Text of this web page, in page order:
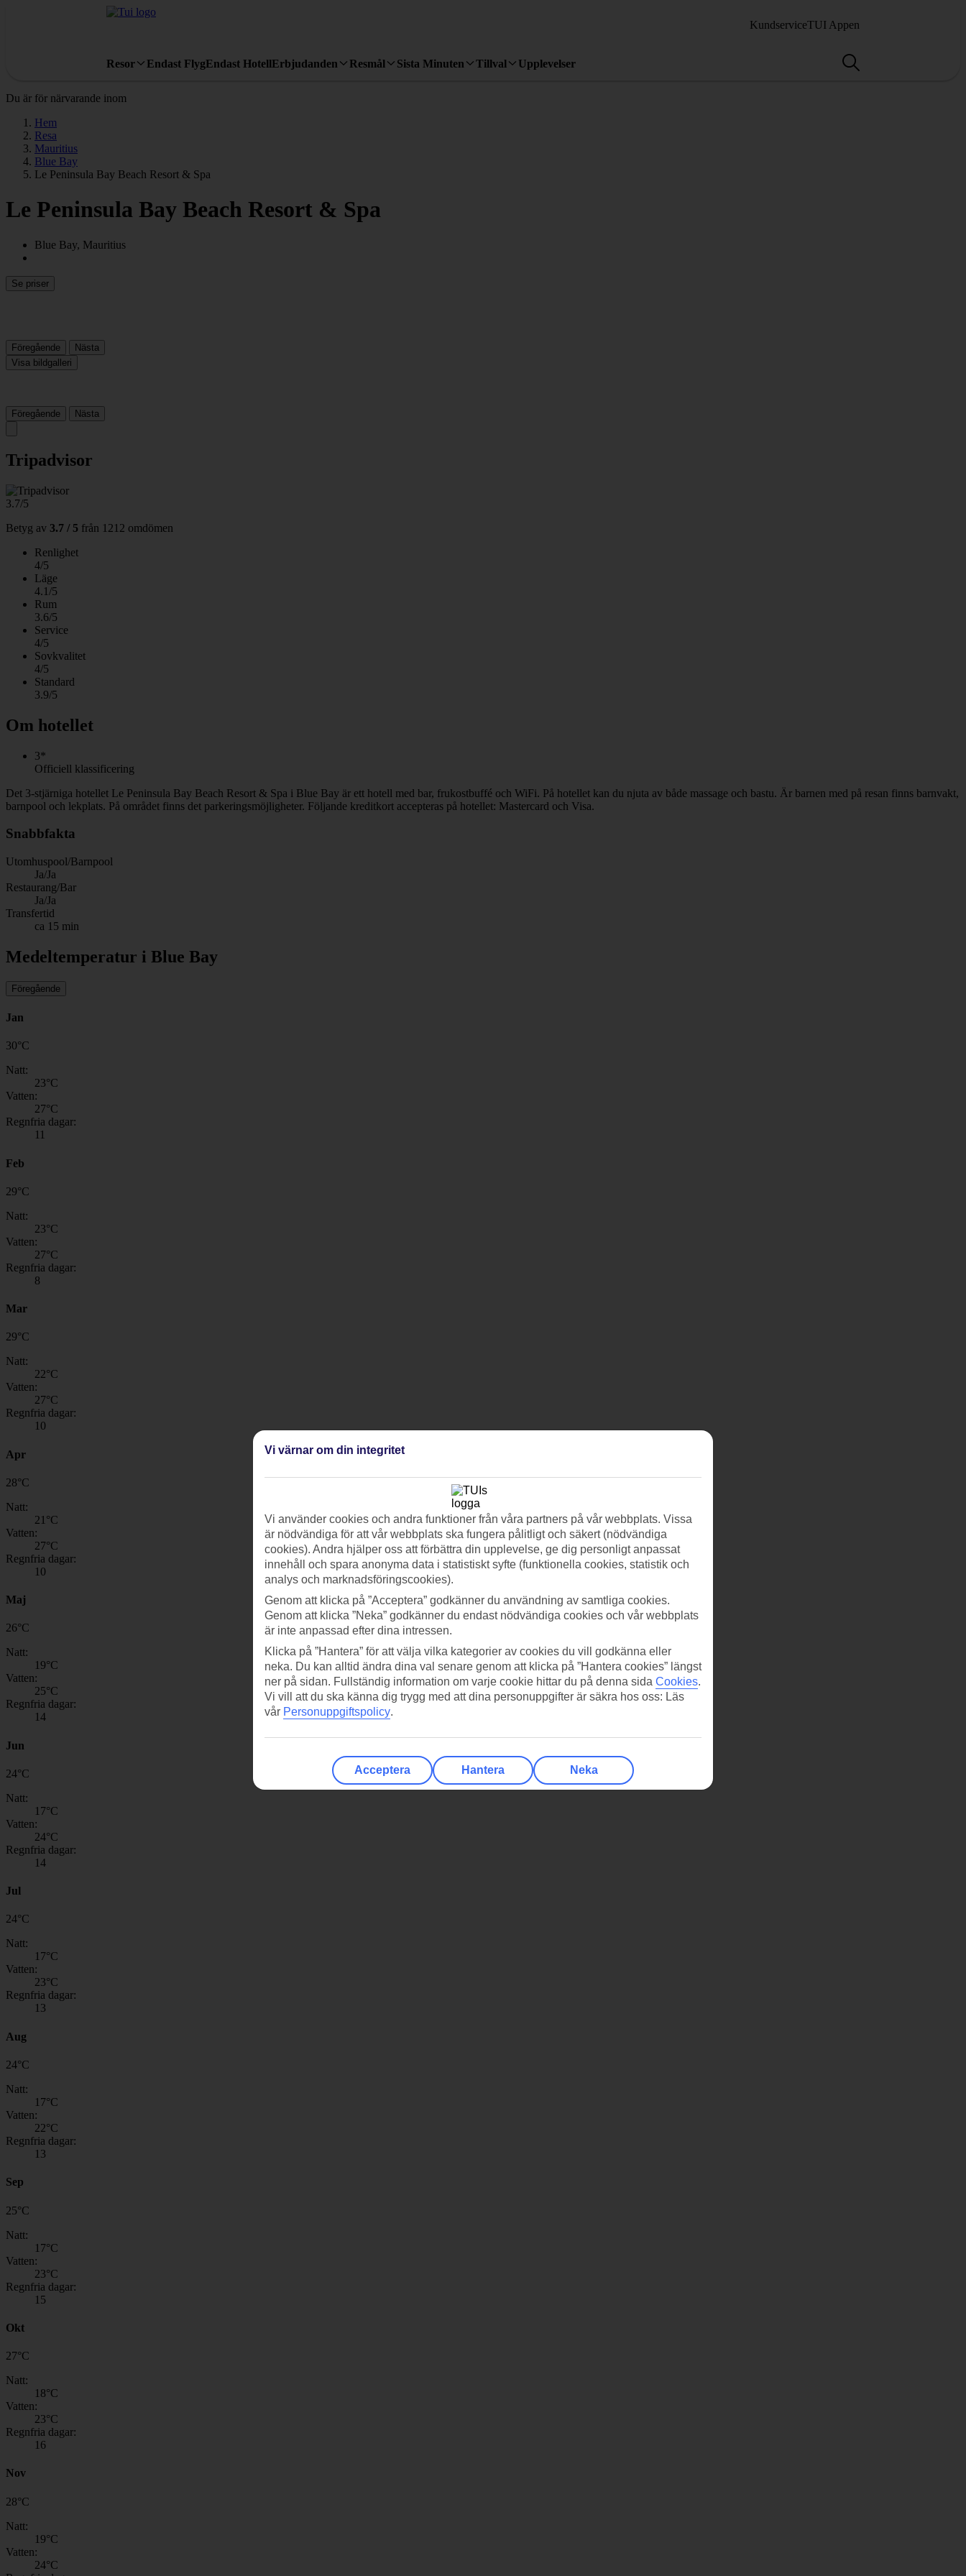
KundserviceTUI Appen
Resor Endast FlygEndast HotellErbjudanden Resmål Sista Minuten Tillval Upplevelser
Du är för närvarande inom
Hem
Resa
Mauritius
Blue Bay
Le Peninsula Bay Beach Resort & Spa
Le Peninsula Bay Beach Resort & Spa
Blue Bay, Mauritius
Se priser
Föregående
Nästa
Visa bildgalleri
Föregående Nästa
Tripadvisor
3.7/5
Betyg av 3.7 / 5 från 1212 omdömen
Renlighet
4/5
Läge
4.1/5
Rum
3.6/5
Service
4/5
Sovkvalitet
4/5
Standard
3.9/5
Om hotellet
3*
Officiell klassificering
Det 3-stjärniga hotellet Le Peninsula Bay Beach Resort & Spa i Blue Bay är ett hotell med bar, frukostbuffé och WiFi. På hotellet kan du njuta av både massage och bastu. Är barnen med på resan finns barnvakt,
barnpool och lekplats. På området finns det parkeringsmöjligheter. Följande kreditkort accepteras på hotellet: Mastercard och Visa.
Snabbfakta
Utomhuspool/Barnpool
Ja/Ja
Restaurang/Bar
Ja/Ja
Transfertid
ca 15 min
Medeltemperatur i Blue Bay
Föregående
Jan
30°C
Natt:
23°C
Vatten:
27°C
Regnfria dagar:
11
Feb
29°C
Natt:
23°C
Vatten:
27°C
Regnfria dagar:
8
Mar
29°C
Natt:
22°C
Vatten:
27°C
Regnfria dagar:
10
Apr
28°C
Natt:
21 °C
Vatten:
27°C
Regnfria dagar:
10
Maj
26°C
Natt:
19°C
Vatten:
25°C
Regnfria dagar:
14
Jun
24°C
Natt:
17°C
Vatten:
24°C
Regnfria dagar:
14
Jul
24°C
Natt:
17°C
Vatten:
23°C
Regnfria dagar:
13
Aug
24°C
Natt:
17°C
Vatten:
22°C
Regnfria dagar:
13
Sep
25°C
Natt:
17°C
Vatten:
23°C
Regnfria dagar:
15
Okt
27°C
Natt:
18°C
Vatten:
23°C
Regnfria dagar:
16
Nov
28°C
Natt:
19°C
Vatten:
24°C
Vi värnar om din integritet
Vi använder cookies och andra funktioner från våra partners på vår webbplats. Vissa
är nödvändiga för att vår webbplats ska fungera pålitligt och säkert (nödvändiga
cookies). Andra hjälper oss att förbättra din upplevelse, ge dig personligt anpassat
innehåll och spara anonyma data i statistiskt syfte (funktionella cookies, statistik och
analys och marknadsföringscookies).
Genom att klicka på ”Acceptera” godkänner du användning av samtliga cookies.
Genom att klicka ”Neka” godkänner du endast nödvändiga cookies och vår webbplats
är inte anpassad efter dina intressen.
Klicka på ”Hantera” för att välja vilka kategorier av cookies du vill godkänna eller
neka. Du kan alltid ändra dina val senare genom att klicka på ”Hantera cookies” längst
ner på sidan. Fullständig information om varje cookie hittar du på denna sida Cookies.
Vi vill att du ska känna dig trygg med att dina personuppgifter är säkra hos oss: Läs
vår Personuppgiftspolicy.
Acceptera Hantera Neka